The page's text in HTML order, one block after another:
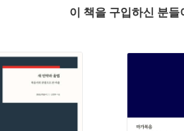
이 책을 구입하신 분